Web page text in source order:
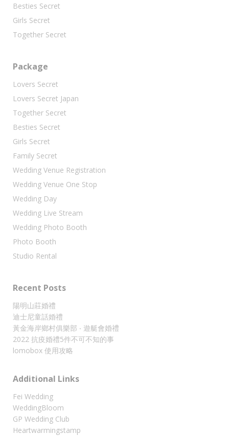
Besties Secret
Girls Secret
Together Secret
Package
Lovers Secret
Lovers Secret Japan
Together Secret
Besties Secret
Girls Secret
Family Secret
Wedding Venue Registration
Wedding Venue One Stop
Wedding Day
Wedding Live Stream
Wedding Photo Booth
Photo Booth
Studio Rental
Recent Posts
陽明山莊婚禮
迪士尼童話婚禮
黃金海岸鄉村俱樂部 ‧ 遊艇會婚禮
2022 抗疫婚禮5件不可不知的事
lomobox 使用攻略
Additional Links
Fei Wedding
WeddingBloom
GP Wedding Club
Heartwarmingstamp